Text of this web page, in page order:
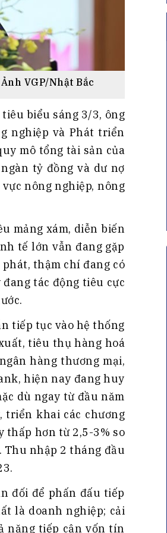
VGP/Nhật Bắc
biểu sáng 3/3, ông
nghiệp và Phát triển
mô tổng tài sản của
tỷ đồng và dư nợ
nông nghiệp, nông
mảng xám, diễn biến
tế lớn vẫn đang gặp
thậm chí đang có
tác động tiêu cực
tiếp tục vào hệ thống
tiêu thụ hàng hoá
hàng thương mại,
hiện nay đang huy
dù ngay từ đầu năm
triển khai các chương
thấp hơn từ 2,5-3% so
nhập 2 tháng đầu
đối để phấn đấu tiếp
là doanh nghiệp; cải
năng tiếp cận vốn tín